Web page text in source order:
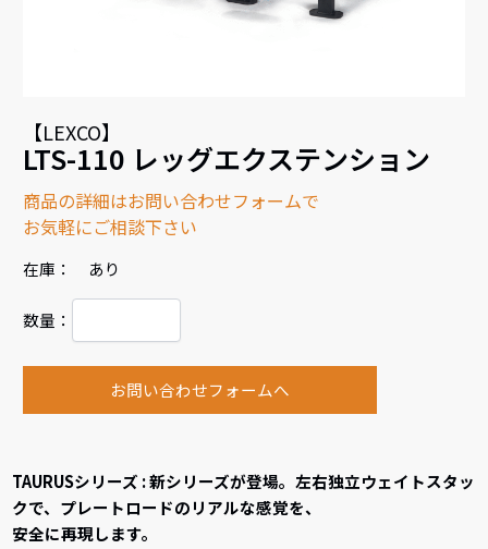
【LEXCO】
LTS-110 レッグエクステンション
商品の詳細はお問い合わせフォームで
お気軽にご相談下さい
在庫： あり
数量：
お問い合わせフォームへ
TAURUSシリーズ : 新シリーズが登場。左右独立ウェイトスタッ
クで、プレートロードのリアルな感覚を、
安全に再現します。